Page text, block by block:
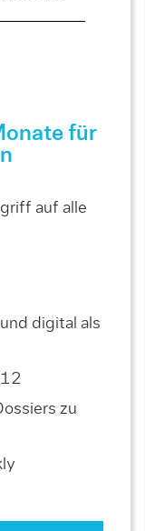
für
auf alle
digital als
zu